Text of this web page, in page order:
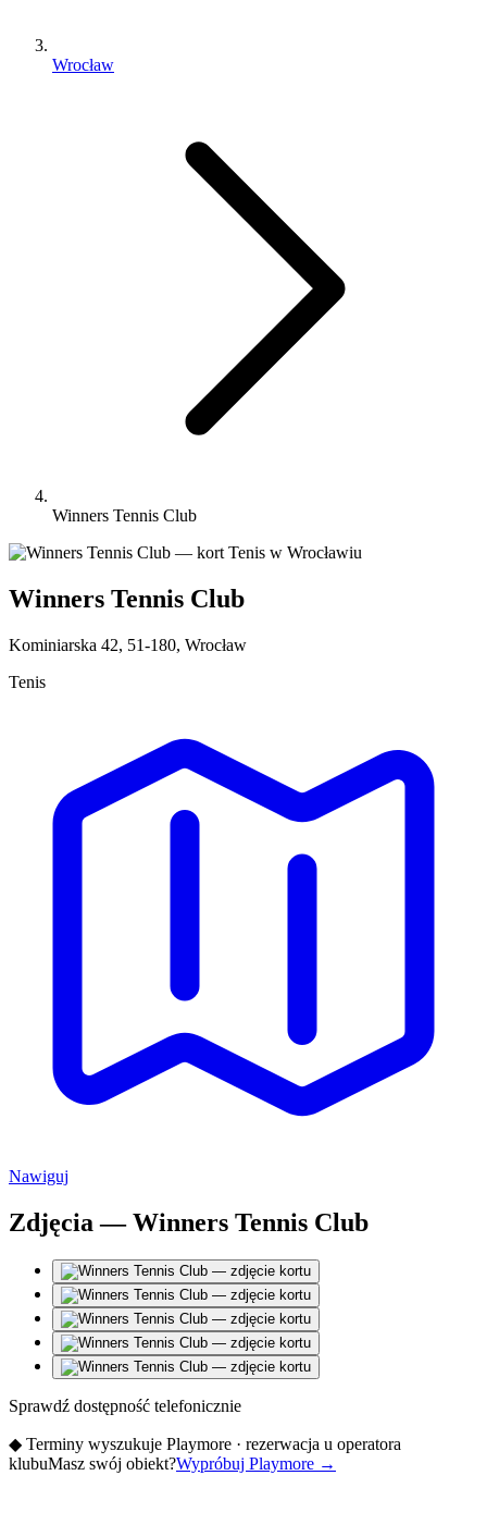
Wrocław
Winners Tennis Club
Winners Tennis Club
Kominiarska 42, 51-180, Wrocław
Tenis
Nawiguj
Zdjęcia — Winners Tennis Club
Sprawdź dostępność telefonicznie
◆ Terminy wyszukuje Playmore · rezerwacja u operatora
klubuMasz swój obiekt?Wypróbuj Playmore →